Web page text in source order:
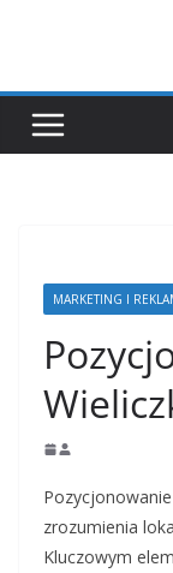
MARKETING I
zrozumienia
Kluczowym